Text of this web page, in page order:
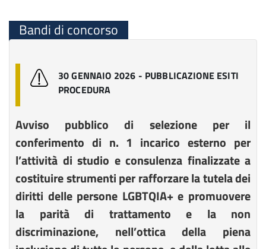
Bandi di concorso
30 GENNAIO 2026 - PUBBLICAZIONE ESITI
PROCEDURA
Avviso pubblico di selezione per il
conferimento di n. 1 incarico esterno per
l’attività di studio e consulenza finalizzate a
costituire strumenti per rafforzare la tutela dei
diritti delle persone LGBTQIA+ e promuovere
la parità di trattamento e la non
discriminazione, nell’ottica della piena